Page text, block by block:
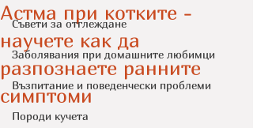
Съвети за отглеждане
Заболявания при домашните любимци
Възпитание и поведенчески проблеми
Породи кучета
Астма при котките -
научете как да
разпознаете ранните
симптоми